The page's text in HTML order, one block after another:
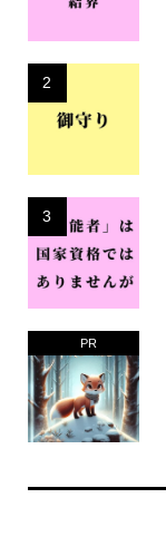
2
3
PR